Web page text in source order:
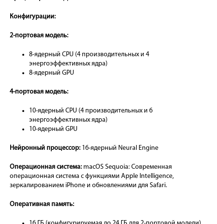
Конфигурации:
2-портовая модель:
8-ядерный CPU (4 производительных и 4
энергоэффективных ядра)
8-ядерный GPU
4-портовая модель:
10-ядерный CPU (4 производительных и 6
энергоэффективных ядра)
10-ядерный GPU
Нейронный процессор: 16-ядерный Neural Engine
Операционная система: macOS Sequoia: Современная
операционная система с функциями Apple Intelligence,
зеркалированием iPhone и обновлениями для Safari.
Оперативная память: